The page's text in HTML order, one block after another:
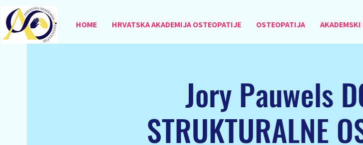
HOME HRVATSKA AKADEMIJA OSTEOPATIJE OSTEOPATIJA AKADEMSKI
Jory Pauwels
STRUKTURALNE